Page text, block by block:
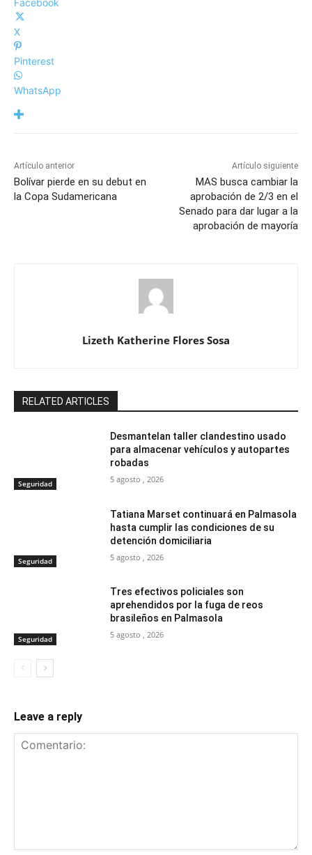
Facebook
X
Pinterest
WhatsApp
Artículo anterior
Bolívar pierde en su debut en
la Copa Sudamericana
Artículo siguiente
MAS busca cambiar la
aprobación de 2/3 en el
Senado para dar lugar a la
aprobación de mayoría
Lizeth Katherine Flores Sosa
RELATED ARTICLES
Seguridad
Desmantelan taller clandestino usado
para almacenar vehículos y autopartes
robadas
5 agosto , 2026
Seguridad
Tatiana Marset continuará en Palmasola
hasta cumplir las condiciones de su
detención domiciliaria
5 agosto , 2026
Seguridad
Tres efectivos policiales son
aprehendidos por la fuga de reos
brasileños en Palmasola
5 agosto , 2026
Leave a reply